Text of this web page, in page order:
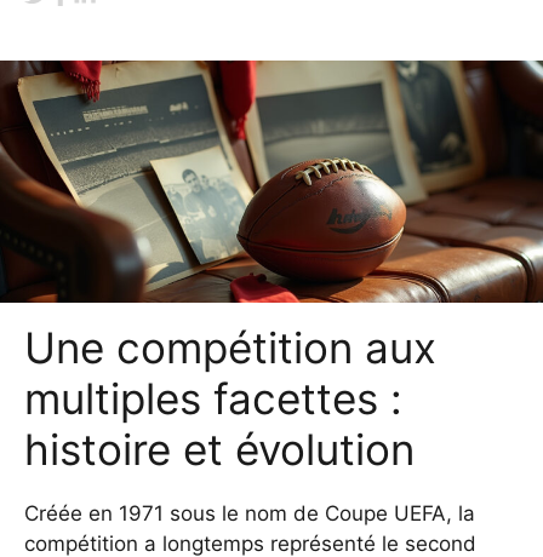
Une compétition aux
multiples facettes :
histoire et évolution
Créée en 1971 sous le nom de Coupe UEFA, la
compétition a longtemps représenté le second